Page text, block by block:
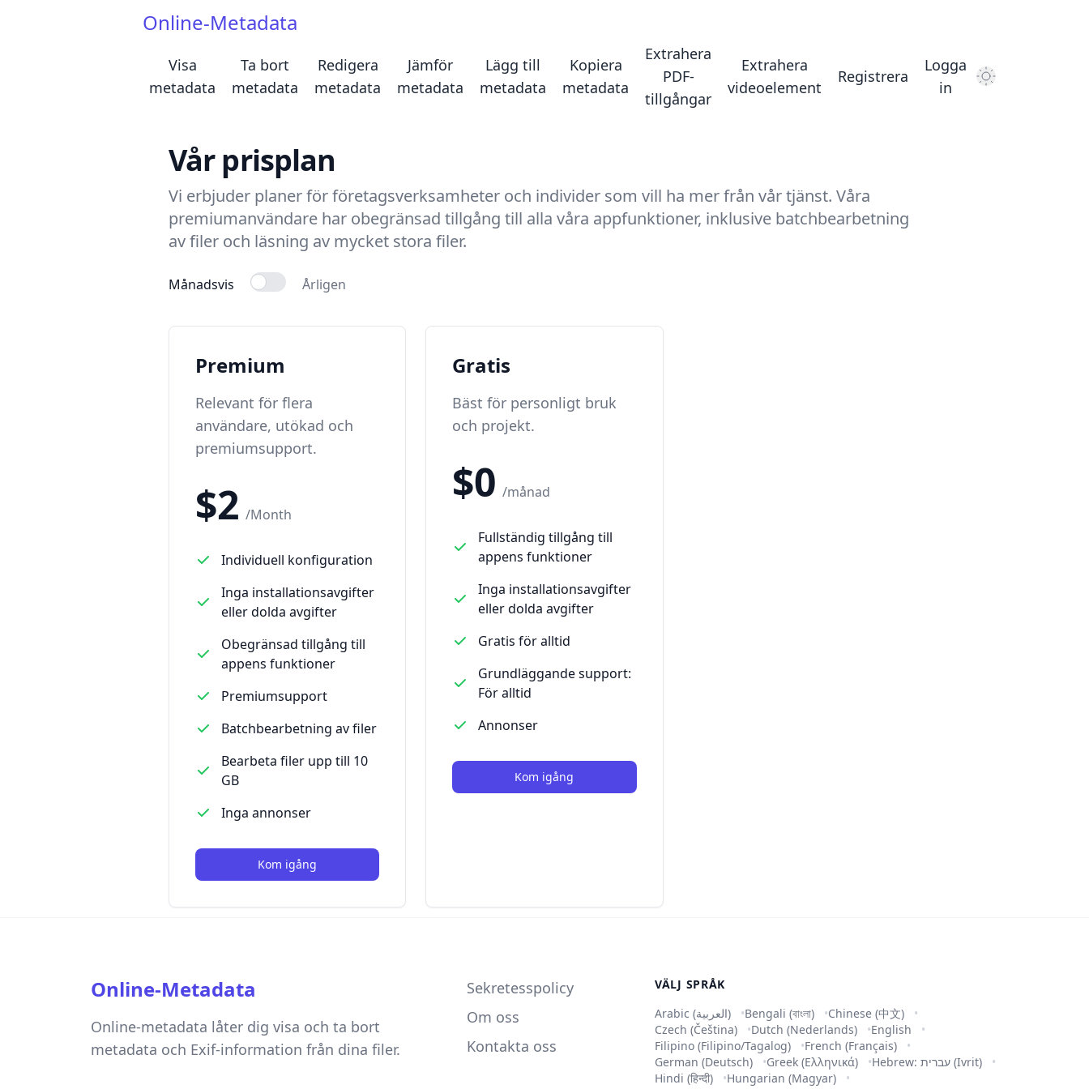
Online-Metadata
Visa
metadata
Ta bort
metadata
Redigera
metadata
Jämför
metadata
Lägg till
metadata
Kopiera
metadata
Extrahera
PDF-
tillgångar
Extrahera
videoelement
Registrera
Logga
in
Dark Mode
Vår prisplan
Vi erbjuder planer för företagsverksamheter och individer som vill ha mer från vår tjänst. Våra
premiumanvändare har obegränsad tillgång till alla våra appfunktioner, inklusive batchbearbetning
av filer och läsning av mycket stora filer.
Månadsvis Årligen
Premium
Relevant för flera
användare, utökad och
premiumsupport.
$2 /Month
Individuell konfiguration
Inga installationsavgifter
eller dolda avgifter
Obegränsad tillgång till
appens funktioner
Premiumsupport
Batchbearbetning av filer
Bearbeta filer upp till 10
GB
Inga annonser
Kom igång
Gratis
Bäst för personligt bruk
och projekt.
$0 /månad
Fullständig tillgång till
appens funktioner
Inga installationsavgifter
eller dolda avgifter
Gratis för alltid
Grundläggande support:
För alltid
Annonser
Kom igång
Online-Metadata
Online-metadata låter dig visa och ta bort
metadata och Exif-information från dina filer.
Sekretesspolicy
Om oss
Kontakta oss
VÄLJ SPRÅK
Arabic (العربية)
Bengali (বাংলা)
Chinese (中文)
Czech (Čeština)
Dutch (Nederlands)
English
Filipino (Filipino/Tagalog)
French (Français)
German (Deutsch)
Greek (Ελληνικά)
Hebrew: עברית (Ivrit)
Hindi (हिन्दी)
Hungarian (Magyar)